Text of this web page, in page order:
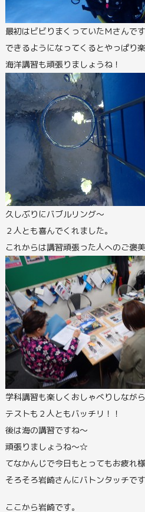
最初はビビりまくっていたＭさんで
できるようになってくるとやっぱり
海洋講習も頑張りましょうね！
久しぶりにバブルリング～
２人とも喜んでくれました。
これからは講習頑張った人へのご褒
学科講習も楽しくおしゃべりしなが
テストも２人ともバッチリ！！
後は海の講習ですね～
頑張りましょうね～☆
てなかんじで今日もとってもお疲れ
そろそろ岩崎さんにバトンタッチです
ここから岩崎です。